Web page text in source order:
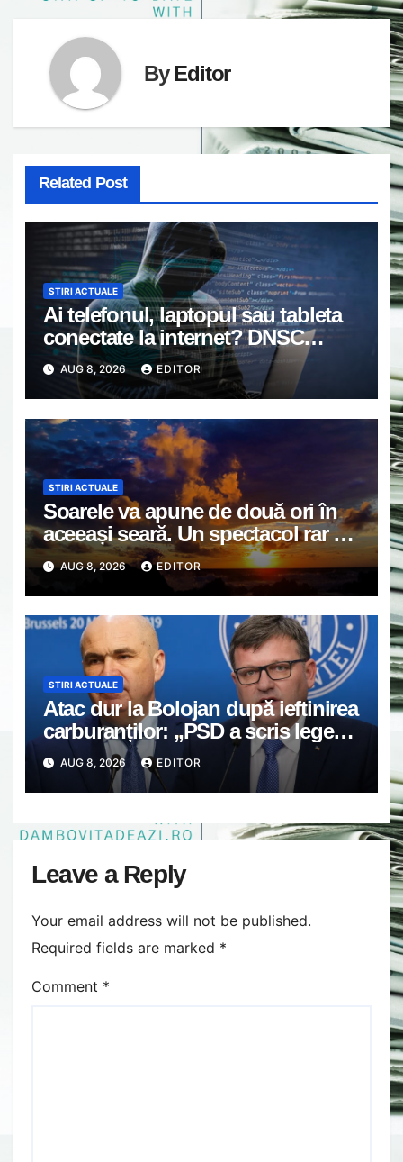
ByEditor
Related Post
STIRI ACTUALE
Ai telefonul, laptopul sau tableta
conectate la internet? DNSC
avertizează asupra unui risc pe
care mulți utilizatori îl ignoră
AUG 8, 2026 EDITOR
STIRI ACTUALE
Soarele va apune de două ori în
aceeași seară. Un spectacol rar va
întrerupe liniștea unui sat din
Europa
AUG 8, 2026 EDITOR
STIRI ACTUALE
Atac dur la Bolojan după ieftinirea
carburanților: „PSD a scris legea.
Dumneavoastră ați scris discursul
de după”
AUG 8, 2026 EDITOR
Leave a Reply
Your email address will not be published.
Required fields are marked *
Comment *